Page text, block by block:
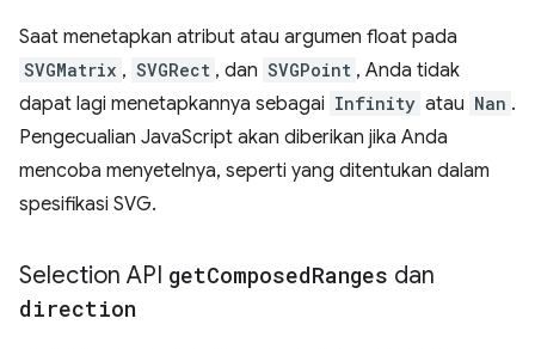
Saat menetapkan atribut atau argumen float pada
SVGMatrix , SVGRect , dan SVGPoint , Anda tidak
dapat lagi menetapkannya sebagai Infinity atau Nan .
Pengecualian JavaScript akan diberikan jika Anda
mencoba menyetelnya, seperti yang ditentukan dalam
spesifikasi SVG.
Selection API getComposedRanges dan
direction